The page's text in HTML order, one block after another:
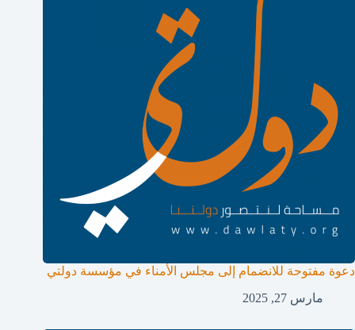
دعوة مفتوحة للانضمام إلى مجلس الأمناء في مؤسسة دولتي
مارس 27, 2025